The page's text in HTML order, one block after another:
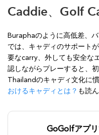
Caddie、Golf
Buraphaのように高低差、
では、キャディのサポート
要なcarry、外しても安全な
認しながらプレーすると、
Thailandのキャディ文化に
おけるキャディとは？ も読
GoGolfアプ